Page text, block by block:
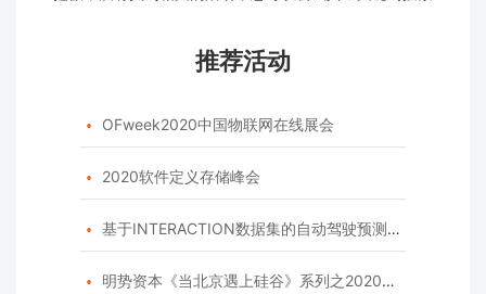
推荐活动
 OFweek2020中国物联网在线展会
 2020软件定义存储峰会
 基于INTERACTION数据集的自动驾驶预测模型挑战赛
 明势资本《当北京遇上硅谷》系列之2020年度开源峰会